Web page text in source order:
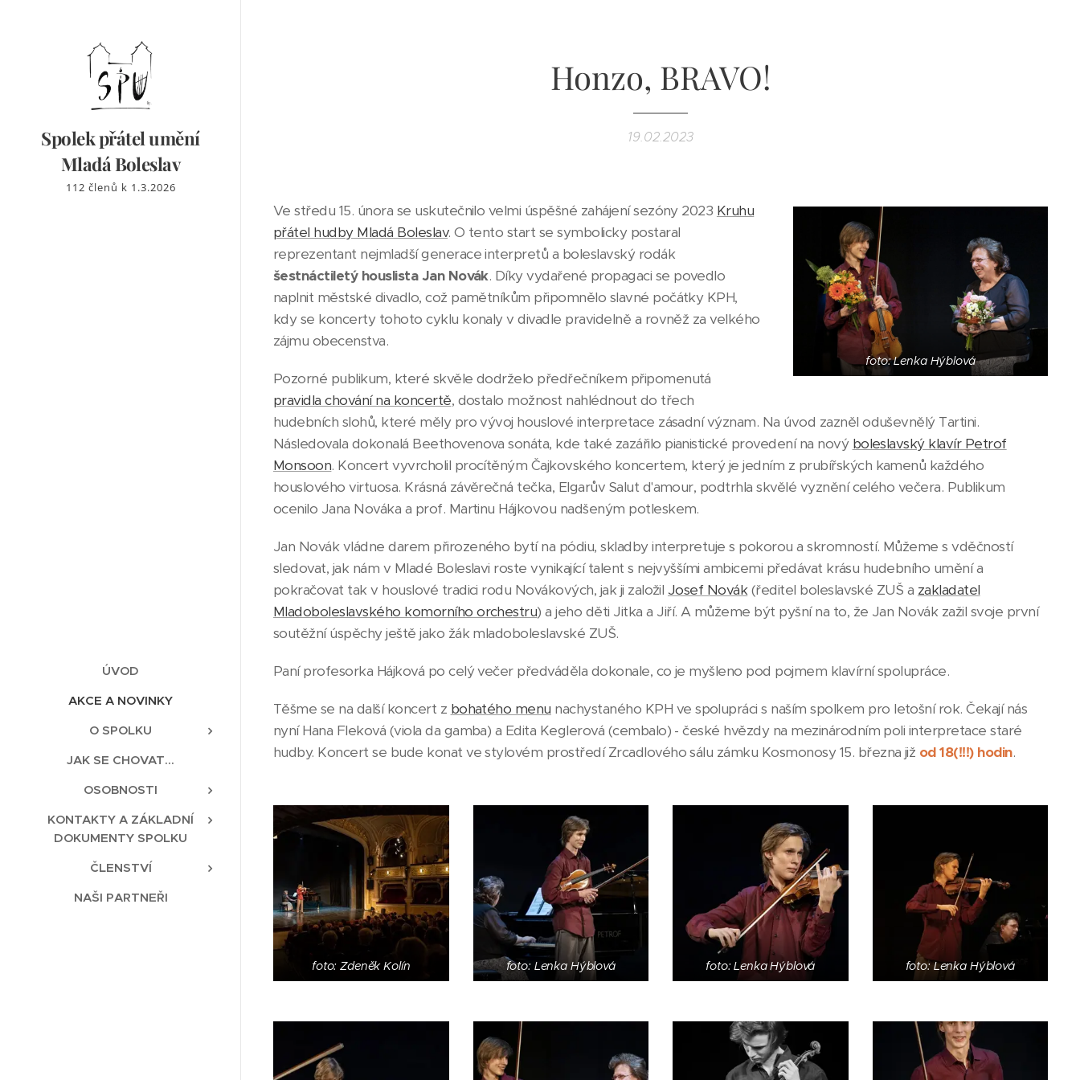
Spolek přátel umění
MladáBoleslav
112 členů k 1.3.2026
ÚVOD
AKCE A NOVINKY
O SPOLKU
JAK SE CHOVAT...
OSOBNOSTI
KONTAKTY A ZÁKLADNÍ
DOKUMENTY SPOLKU
ČLENSTVÍ
NAŠI PARTNEŘI
Honzo, BRAVO!
19.02.2023
foto: Lenka Hýblová
Ve středu 15. února se uskutečnilo velmi úspěšné zahájení sezóny 2023 Kruhu
přátel hudby Mladá Boleslav. O tento start se symbolicky postaral
reprezentant nejmladší generace interpretů a boleslavský rodák
šestnáctiletý houslista Jan Novák. Díky vydařené propagaci se povedlo
naplnit městské divadlo, což pamětníkům připomnělo slavné počátky KPH,
kdy se koncerty tohoto cyklu konaly v divadle pravidelně a rovněž za velkého
zájmu obecenstva.
Pozorné publikum, které skvěle dodrželo předřečníkem připomenutá
pravidla chování na koncertě, dostalo možnost nahlédnout do třech
hudebních slohů, které měly pro vývoj houslové interpretace zásadní význam. Na úvod zazněl oduševnělý Tartini.
Následovala dokonalá Beethovenova sonáta, kde také zazářilo pianistické provedení na nový boleslavský klavír Petrof
Monsoon. Koncert vyvrcholil procítěným Čajkovského koncertem, který je jedním z prubířských kamenů každého
houslového virtuosa. Krásná závěrečná tečka, Elgarův Salut d'amour, podtrhla skvělé vyznění celého večera. Publikum
ocenilo Jana Nováka a prof. Martinu Hájkovou nadšeným potleskem.
Jan Novák vládne darem přirozeného bytí na pódiu, skladby interpretuje s pokorou a skromností. Můžeme s vděčností
sledovat, jak nám v Mladé Boleslavi roste vynikající talent s nejvyššími ambicemi předávat krásu hudebního umění a
pokračovat tak v houslové tradici rodu Novákových, jak ji založil Josef Novák(ředitel boleslavské ZUŠ a zakladatel
Mladoboleslavského komorního orchestru) a jeho děti Jitka a Jiří. A můžeme být pyšní na to, že Jan Novák zažil svoje první
soutěžní úspěchy ještě jako žák mladoboleslavské ZUŠ.
Paní profesorka Hájková po celý večer předváděla dokonale, co je myšleno pod pojmem klavírní spolupráce.
Těšme se na další koncert z bohatého menu nachystaného KPH ve spolupráci s naším spolkem pro letošní rok. Čekají nás
nyní Hana Fleková (viola da gamba) a Edita Keglerová (cembalo) - české hvězdy na mezinárodním poli interpretace staré
hudby. Koncert se bude konat ve stylovém prostředí Zrcadlového sálu zámku Kosmonosy 15. března již od 18(!!!)hodin.
foto: Zdeněk Kolín foto: Lenka Hýblová foto: Lenka Hýblová foto: Lenka Hýblová